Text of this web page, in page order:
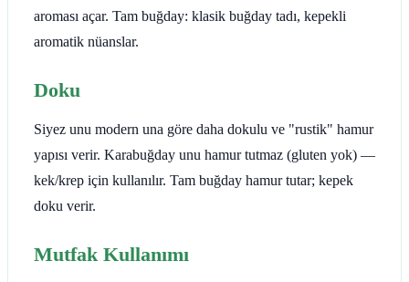
aroması açar. Tam buğday: klasik buğday tadı, kepekli
aromatik nüanslar.
Doku
Siyez unu modern una göre daha dokulu ve "rustik" hamur
yapısı verir. Karabuğday unu hamur tutmaz (gluten yok) —
kek/krep için kullanılır. Tam buğday hamur tutar; kepek
doku verir.
Mutfak Kullanımı